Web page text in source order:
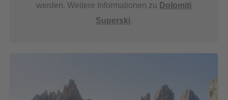
werden. Weitere Informationen zu Dolomiti
Superski.